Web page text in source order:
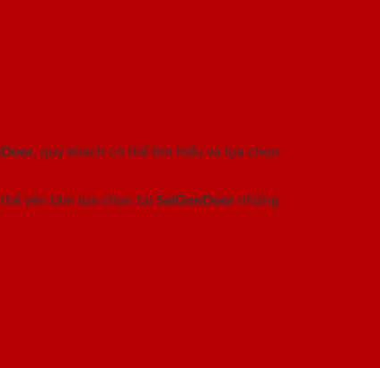
, quý khách có thể tìm hiểu và lựa chọn
yên tâm lựa chọn tại SaiGonDoor những